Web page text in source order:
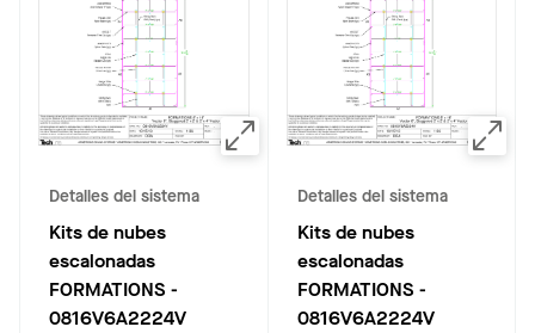
Detalles del sistema
Kits de nubes
escalonadas
FORMATIONS -
0816V6A2224V
Detalles del sistema
Kits de nubes
escalonadas
FORMATIONS -
0816V6A2224V